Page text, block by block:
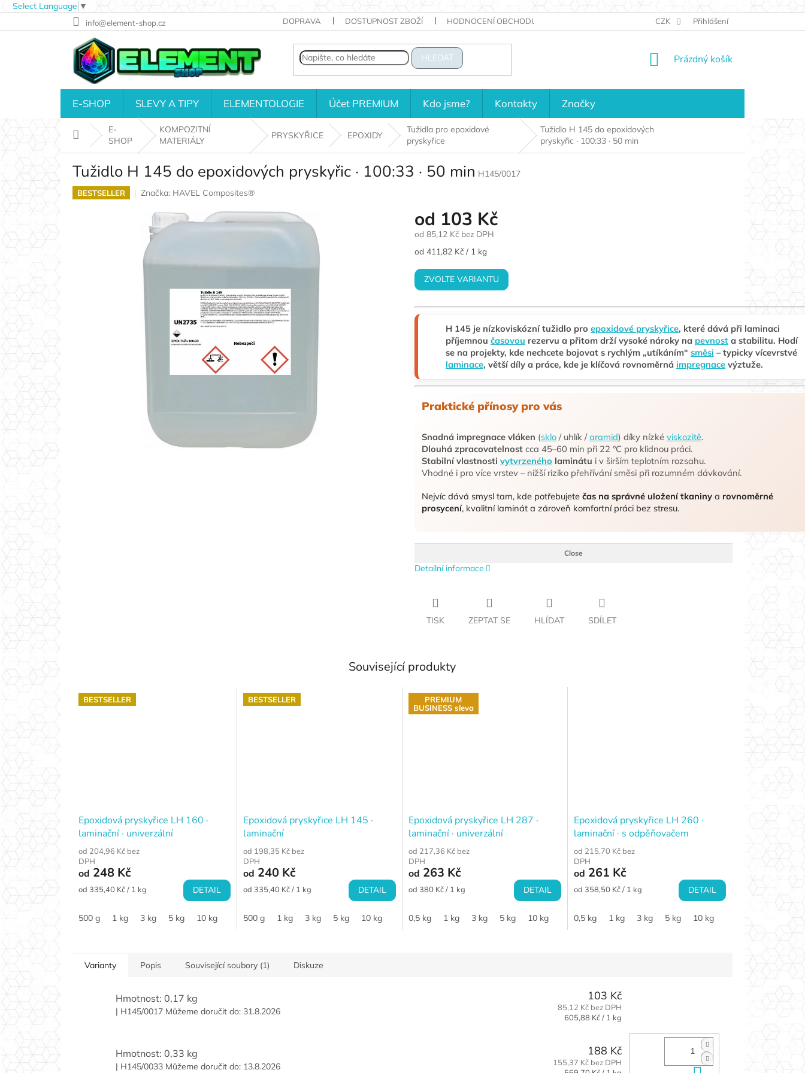
Select Language ▼
na
info@element-shop.cz DOPRAVA DOSTUPNOST ZBOŽÍ HODNOCENÍ OBCHODU KONTAKTY KDO JSME?
CZK Přihlášení
HLEDAT
NÁKUPNÍ
Prázdný košík
E-SHOP SLEVY A TIPY ELEMENTOLOGIE Účet PREMIUM Kdo jsme? Kontakty Značky
Domů
E-
SHOP
KOMPOZITNÍ
MATERIÁLY
PRYSKYŘICE EPOXIDY
Tužidla pro epoxidové
pryskyřice
Tužidlo H 145 do epoxidových
pryskyřic · 100:33 · 50 min
Tužidlo H 145 do epoxidových pryskyřic · 100:33 · 50 min H145/0017
BESTSELLER Značka: HAVEL Composites®
od 103 Kč
od 85,12 Kčbez DPH
Měrná
od 411,82 Kč / 1 kg
ZVOLTE VARIANTU
H 145 je nízkoviskózní tužidlo pro epoxidové pryskyřice, které dává při laminaci
příjemnou časovou rezervu a přitom drží vysoké nároky na pevnosta stabilitu. Hodí
se na projekty, kde nechcete bojovat s rychlým „utíkáním“ směsi – typicky vícevrstvé
laminace, větší díly a práce, kde je klíčová rovnoměrná impregnacevýztuže.
Praktické přínosy pro vás
Snadná impregnace vláken (sklo/ uhlík /aramid) díky nízké viskozitě.
Dlouhá zpracovatelnostcca 45–60 min při 22 °C pro klidnou práci.
Stabilní vlastnosti vytvrzeného laminátu i v širším teplotním rozsahu.
Vhodné i pro více vrstev – nižší riziko přehřívání směsi při rozumném dávkování.
Nejvíc dává smysl tam, kde potřebujete čas na správné uložení tkaninya rovnoměrné
prosycení, kvalitní laminát a zároveň komfortní práci bez stresu.
Close
Detailní informace
TISK ZEPTAT SE HLÍDAT SDÍLET
Související produkty
BESTSELLER
Epoxidová pryskyřice LH 160 ·
laminační · univerzální
od 204,96 Kč bez
DPH
od 248 Kč
Měrná
od 335,40 Kč / 1 kg DETAIL
500 g 1 kg 3 kg 5 kg 10 kg
BESTSELLER
Epoxidová pryskyřice LH 145 ·
laminační
od 198,35 Kč bez
DPH
od 240 Kč
Měrná
od 335,40 Kč / 1 kg DETAIL
500 g 1 kg 3 kg 5 kg 10 kg
PREMIUM
BUSINESS sleva
Epoxidová pryskyřice LH 287 ·
laminační · univerzální
od 217,36 Kč bez
DPH
od 263 Kč
Měrná
od 380 Kč / 1 kg DETAIL
0,5 kg 1 kg 3 kg 5 kg 10 kg
Epoxidová pryskyřice LH 260 ·
laminační · s odpěňovačem
od 215,70 Kč bez
DPH
od 261 Kč
Měrná
od 358,50 Kč / 1 kg DETAIL
0,5 kg 1 kg 3 kg 5 kg 10 kg
Varianty Popis Související soubory (1) Diskuze
Hmotnost: 0,17 kg
| H145/0017 Můžeme doručit do: 31.8.2026
103 Kč
85,12 Kč bez DPH
Měrná
605,88 Kč / 1 kg
Hmotnost: 0,33 kg
| H145/0033 Můžeme doručit do: 13.8.2026
188 Kč
155,37 Kč bez DPH